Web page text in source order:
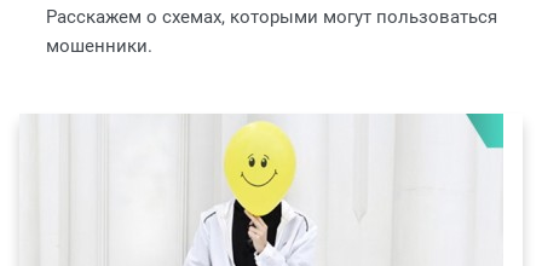
Расскажем о схемах, которыми могут пользоваться
мошенники.